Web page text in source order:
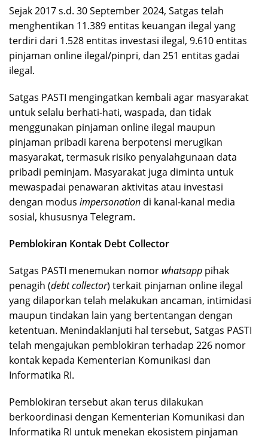
Sejak 2017 s.d. 30 September 2024, Satgas telah
menghentikan 11.389 entitas keuangan ilegal yang
terdiri dari 1.528 entitas investasi ilegal, 9.610 entitas
pinjaman online ilegal/pinpri, dan 251 entitas gadai
ilegal.
Satgas PASTI mengingatkan kembali agar masyarakat
untuk selalu berhati-hati, waspada, dan tidak
menggunakan pinjaman online ilegal maupun
pinjaman pribadi karena berpotensi merugikan
masyarakat, termasuk risiko penyalahgunaan data
pribadi peminjam. Masyarakat juga diminta untuk
mewaspadai penawaran aktivitas atau investasi
dengan modus impersonation di kanal-kanal media
sosial, khususnya Telegram.
Pemblokiran Kontak Debt Collector
Satgas PASTI menemukan nomor whatsapp pihak
penagih (debt collector) terkait pinjaman online ilegal
yang dilaporkan telah melakukan ancaman, intimidasi
maupun tindakan lain yang bertentangan dengan
ketentuan. Menindaklanjuti hal tersebut, Satgas PASTI
telah mengajukan pemblokiran terhadap 226 nomor
kontak kepada Kementerian Komunikasi dan
Informatika RI.
Pemblokiran tersebut akan terus dilakukan
berkoordinasi dengan Kementerian Komunikasi dan
Informatika RI untuk menekan ekosistem pinjaman